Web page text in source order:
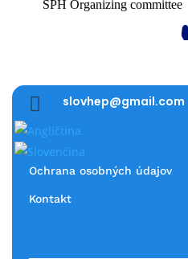
 slovhep@gmail.com
Ochrana osobných údajov
Kontakt